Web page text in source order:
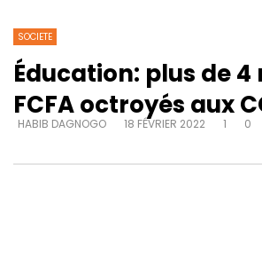
SOCIETE
Éducation: plus de
FCFA octroyés aux
HABIB DAGNOGO 18 FÉVRIER 2022 1 0